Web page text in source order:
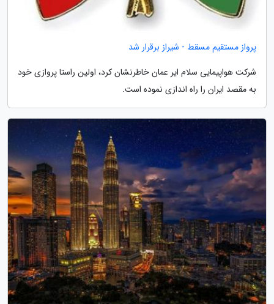
پرواز مستقیم مسقط - شیراز برقرار شد
شرکت هواپیمایی سلام ایر عمان خاطرنشان کرد، اولین راستا پروازی خود
به مقصد ایران را راه اندازی نموده است.